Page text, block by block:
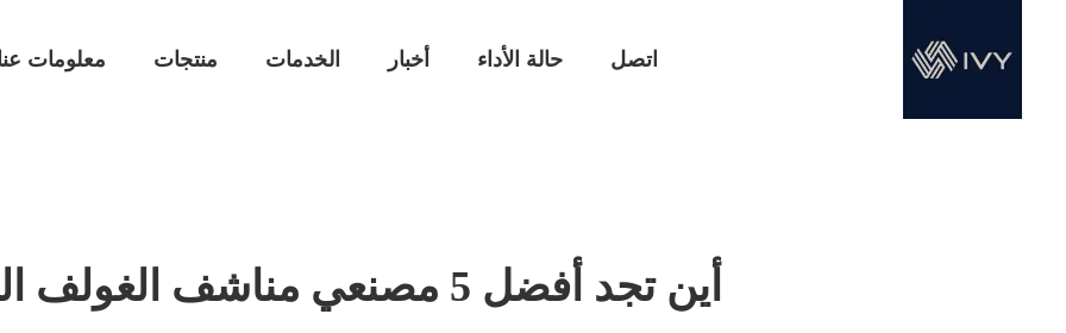
معلومات منتجات الخدمات أخبار حالة الأداء اتصل
أين تجد أفضل 5 مصنعي مناشف الغولف الميكروفايبر